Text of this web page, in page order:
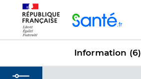
Information (6)
Panneau de gestion des cookies